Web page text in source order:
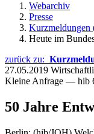
Webarchiv
Presse
Kurzmeldungen
Heute im
zurück zu:
27.05.2019
Kleine Anfrage — hib
50 Jahre